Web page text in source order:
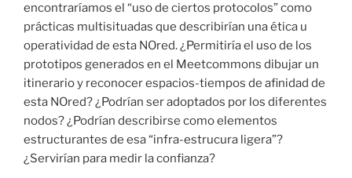
encontraríamos el “uso de ciertos protocolos” como
prácticas multisituadas que describirían una ética u
operatividad de esta NOred. ¿Permitiría el uso de los
prototipos generados en el Meetcommons dibujar un
itinerario y reconocer espacios-tiempos de afinidad de
esta NOred? ¿Podrían ser adoptados por los diferentes
nodos? ¿Podrían describirse como elementos
estructurantes de esa “infra-estrucura ligera”?
¿Servirían para medir la confianza?